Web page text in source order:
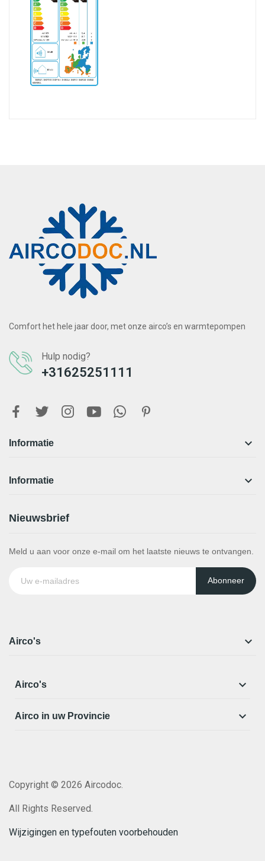
Comfort het hele jaar door, met onze airco’s en warmtepompen
Hulp nodig?
+31625251111
Informatie 
Informatie 
Nieuwsbrief
Meld u aan voor onze e-mail om het laatste nieuws te ontvangen.
Abonneer
Airco's 
Airco's 
Airco in uw Provincie 
Copyright © 2026 Aircodoc.
All Rights Reserved.
Wijzigingen en typefouten voorbehouden